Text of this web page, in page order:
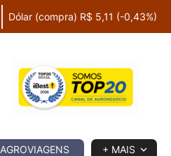
Dólar (compra) R$ 5,11 (-0,43%)
AGROVIAGENS + MAIS